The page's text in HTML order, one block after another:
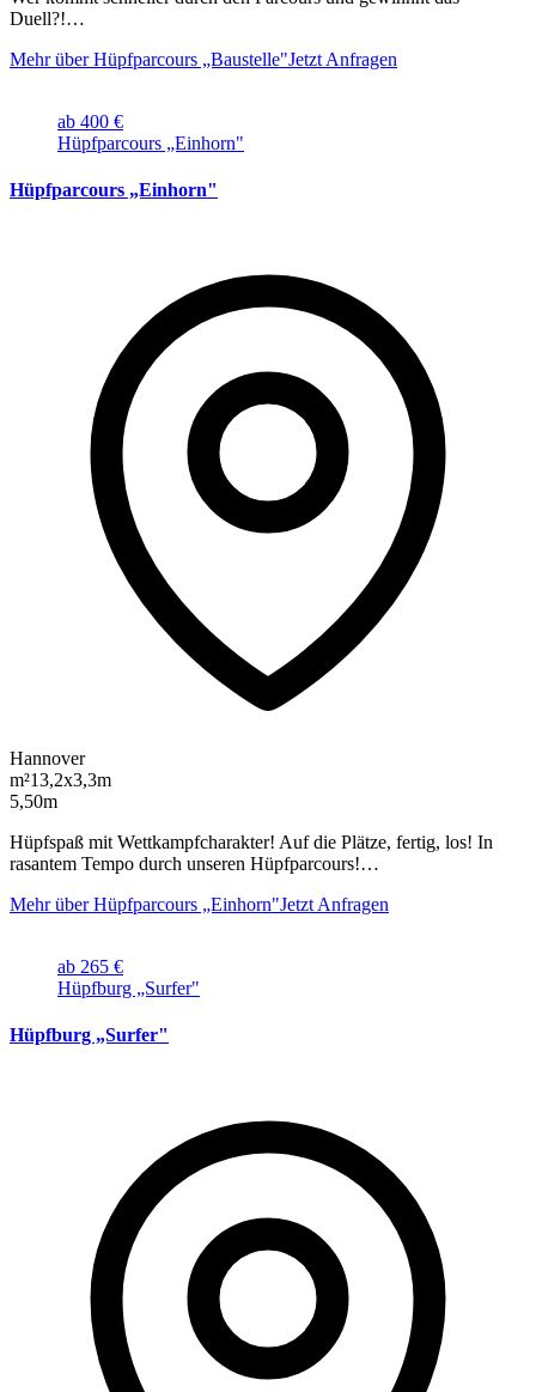
Duell?!…
Mehr über Hüpfparcours „Baustelle"Jetzt Anfragen
ab 400 €
Hüpfparcours „Einhorn"
Hüpfparcours „Einhorn"
Hannover
m²13,2x3,3m
5,50m
Hüpfspaß mit Wettkampfcharakter! Auf die Plätze, fertig, los! In
rasantem Tempo durch unseren Hüpfparcours!…
Mehr über Hüpfparcours „Einhorn"Jetzt Anfragen
ab 265 €
Hüpfburg „Surfer"
Hüpfburg „Surfer"